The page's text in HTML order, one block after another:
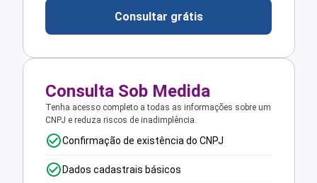
Consultar grátis
Consulta Sob Medida
Tenha acesso completo a todas as informações sobre um
CNPJ e reduza riscos de inadimplência.
Confirmação de existência do CNPJ
Dados cadastrais básicos